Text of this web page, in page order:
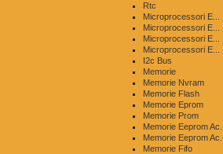
Rtc
Microprocessori E...
Microprocessori E...
Microprocessori E...
Microprocessori E...
I2c Bus
Memorie
Memorie Nvram
Memorie Flash
Memorie Eprom
Memorie Prom
Memorie Eeprom Ac...
Memorie Eeprom Ac...
Memorie Fifo